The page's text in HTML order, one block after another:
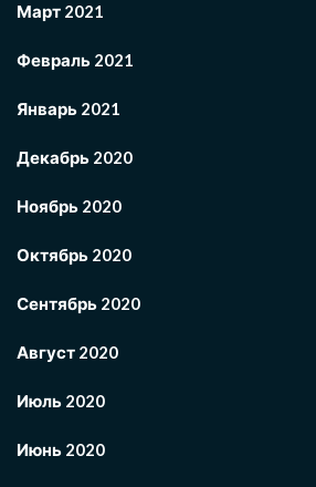
Март 2021
Февраль 2021
Январь 2021
Декабрь 2020
Ноябрь 2020
Октябрь 2020
Сентябрь 2020
Август 2020
Июль 2020
Июнь 2020